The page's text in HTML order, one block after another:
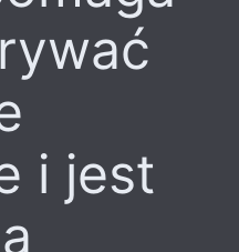
i jest